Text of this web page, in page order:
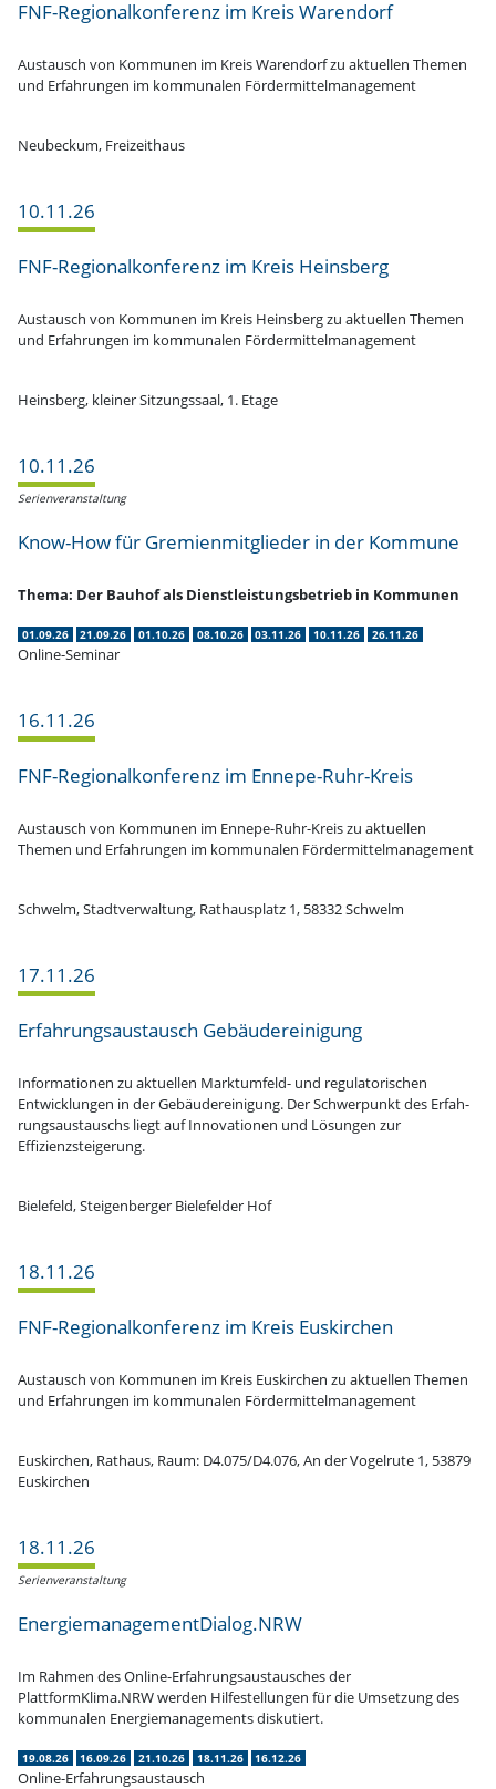
FNF-Regio­nal­­kon­­­ferenz im Kreis Warendorf
Austausch von Kommunen im Kreis Warendorf zu aktuellen Themen
und Erfah­rungen im kommu­nalen Fördermittelmanagement
Neubeckum, Freizeithaus
10.11.26
FNF-Regio­nal­­kon­­­ferenz im Kreis Heinsberg
Austausch von Kommunen im Kreis Heinsberg zu aktuellen Themen
und Erfah­rungen im kommu­nalen Fördermittelmanagement
Heinsberg, kleiner Sitzungssaal, 1. Etage
10.11.26
Serien­ver­an­staltung
Know-How für Gremi­en­mit­glieder in der Kommune
Thema: Der Bauhof als Dienst­leis­tungs­be­trieb in Kommunen
01.09.26 21.09.26 01.10.26 08.10.26 03.11.26 10.11.26 26.11.26
Online-Seminar
16.11.26
FNF-Regio­nal­­kon­­­ferenz im Ennepe-Ruhr-Kreis
Austausch von Kommunen im Ennepe-Ruhr-Kreis zu aktuellen
Themen und Erfah­rungen im kommu­nalen Fördermittelmanagement
Schwelm, Stadt­ver­waltung, Rathaus­platz 1, 58332 Schwelm
17.11.26
Erfah­rungs­aus­tausch Gebäudereinigung
Infor­ma­tionen zu aktuellen Markt­umfeld- und regula­to­ri­schen
Entwick­lungen in der Gebäu­de­rei­nigung. Der Schwer­punkt des Erfah­
rungs­aus­tauschs liegt auf Innova­tionen und Lösungen zur
Effizienzsteigerung.
Bielefeld, Steigen­berger Biele­felder Hof
18.11.26
FNF-Regio­nal­­kon­­­ferenz im Kreis Euskirchen
Austausch von Kommunen im Kreis Euskirchen zu aktuellen Themen
und Erfah­rungen im kommu­nalen Fördermittelmanagement
Euskirchen, Rathaus, Raum: D4.075/D4.076, An der Vogelrute 1, 53879
Euskirchen
18.11.26
Serien­ver­an­staltung
EnergiemanagementDialog.NRW
Im Rahmen des Online-Erfah­rungs­aus­tau­sches der
PlattformKlima.NRW werden Hilfe­stel­lungen für die Umsetzung des
kommu­nalen Energie­ma­nage­ments diskutiert.
19.08.26 16.09.26 21.10.26 18.11.26 16.12.26
Online-Erfahrungsaustausch